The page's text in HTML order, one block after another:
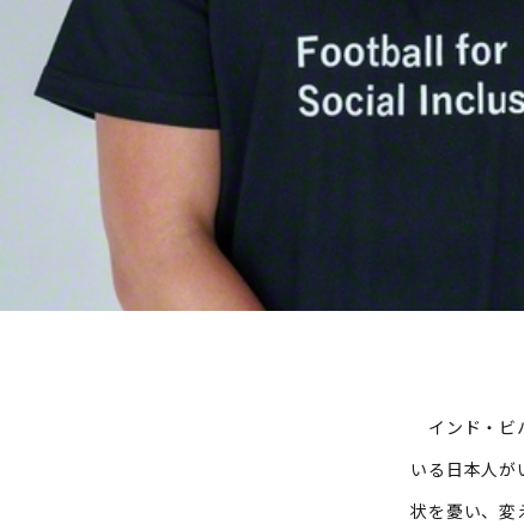
インド・ビ
いる日本人が
状を憂い、変